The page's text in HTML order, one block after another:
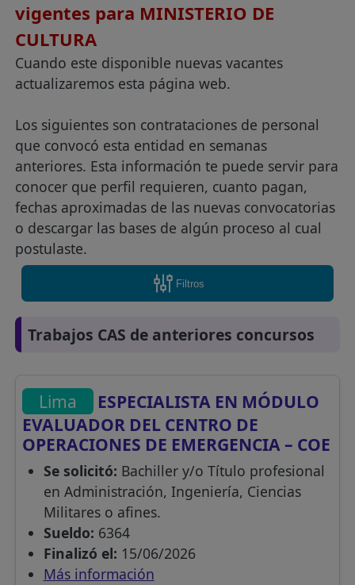
vigentes para MINISTERIO DE
CULTURA
Cuando este disponible nuevas vacantes
actualizaremos esta página web.
Los siguientes son contrataciones de personal
que convocó esta entidad en semanas
anteriores. Esta información te puede servir para
conocer que perfil requieren, cuanto pagan,
fechas aproximadas de las nuevas convocatorias
o descargar las bases de algún proceso al cual
postulaste.
Filtros
Trabajos CAS de anteriores concursos
Lima
ESPECIALISTA EN MÓDULO
EVALUADOR DEL CENTRO DE
OPERACIONES DE EMERGENCIA – COE
Se solicitó: Bachiller y/o Título profesional
en Administración, Ingeniería, Ciencias
Militares o afines.
Sueldo: 6364
Finalizó el: 15/06/2026
Más información